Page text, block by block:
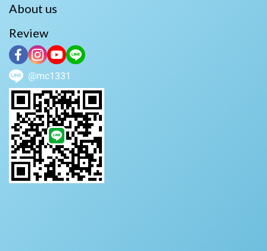
About us
Review
@mc1331